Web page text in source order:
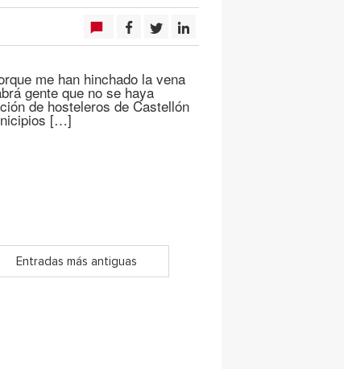
me han hinchado la vena
gente que no se haya
de hosteleros de Castellón
[…]
Entradas más antiguas